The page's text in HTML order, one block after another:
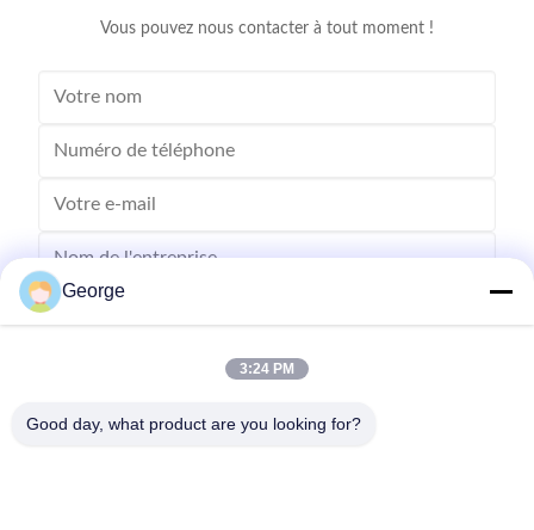
Vous pouvez nous contacter à tout moment !
George
3:24 PM
Good day, what product are you looking for?